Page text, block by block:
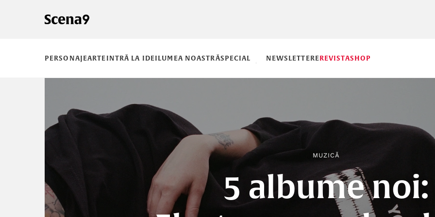
PERSONAJEARTEINTRĂ LA IDEILUMEA NOASTRĂSPECIAL NEWSLETTEREREVISTASHOP
MUZICĂ
5 albume noi: